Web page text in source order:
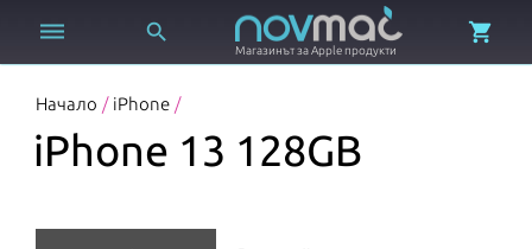
 
Магазинът за Apple продукти

Начало / iPhone /
iPhone 13 128GB